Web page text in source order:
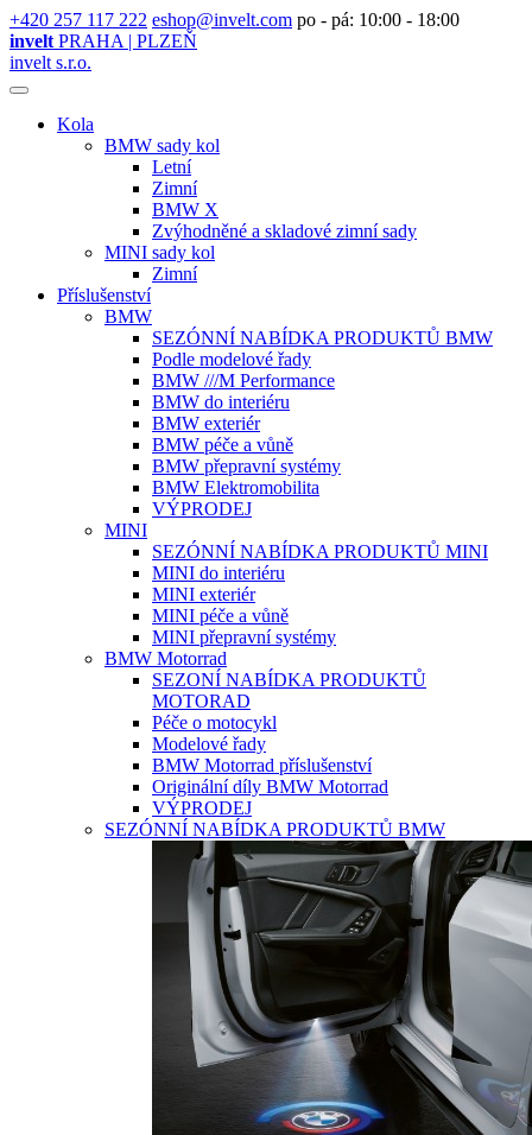
+420 257 117 222 eshop@invelt.com po - pá: 10:00 - 18:00
invelt PRAHA | PLZEŇ
invelt s.r.o.
Kola
BMW sady kol
Letní
Zimní
BMW X
Zvýhodněné a skladové zimní sady
MINI sady kol
Zimní
Příslušenství
BMW
SEZÓNNÍ NABÍDKA PRODUKTŮ BMW
Podle modelové řady
BMW ///M Performance
BMW do interiéru
BMW exteriér
BMW péče a vůně
BMW přepravní systémy
BMW Elektromobilita
VÝPRODEJ
MINI
SEZÓNNÍ NABÍDKA PRODUKTŮ MINI
MINI do interiéru
MINI exteriér
MINI péče a vůně
MINI přepravní systémy
BMW Motorrad
SEZONÍ NABÍDKA PRODUKTŮ
MOTORAD
Péče o motocykl
Modelové řady
BMW Motorrad příslušenství
Originální díly BMW Motorrad
VÝPRODEJ
SEZÓNNÍ NABÍDKA PRODUKTŮ BMW